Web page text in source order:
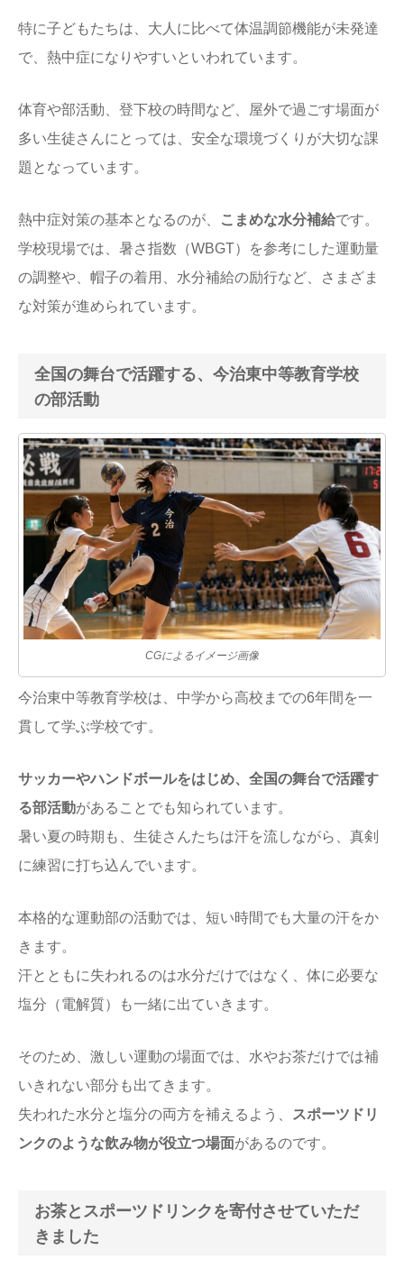
特に子どもたちは、大人に比べて体温調節機能が未発達
で、熱中症になりやすいといわれています。
体育や部活動、登下校の時間など、屋外で過ごす場面が
多い生徒さんにとっては、安全な環境づくりが大切な課
題となっています。
熱中症対策の基本となるのが、 こまめな水分補給です。
学校現場では、暑さ指数（WBGT）を参考にした運動量
の調整や、帽子の着用、水分補給の励行など、さまざま
な対策が進められています。
全国の舞台で活躍する、今治東中等教育学校
の部活動
CGによるイメージ画像
今治東中等教育学校は、中学から高校までの6年間を一
貫して学ぶ学校です。
サッカーやハンドボールをはじめ、全国の舞台で活躍す
る部活動があることでも知られています。
暑い夏の時期も、生徒さんたちは汗を流しながら、真剣
に練習に打ち込んでいます。
本格的な運動部の活動では、短い時間でも大量の汗をか
きます。
汗とともに失われるのは水分だけではなく、体に必要な
塩分（電解質）も一緒に出ていきます。
そのため、激しい運動の場面では、水やお茶だけでは補
いきれない部分も出てきます。
失われた水分と塩分の両方を補えるよう、
スポーツドリ
ンクのような飲み物が役立つ場面があるのです。
お茶とスポーツドリンクを寄付させていただ
きました